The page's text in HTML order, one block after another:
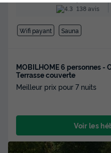
138 avis
Wifi payant Sauna
MOBILHOME 6 personnes -
Terrasse couverte
Meilleur prix pour 7 nuits
Voir les